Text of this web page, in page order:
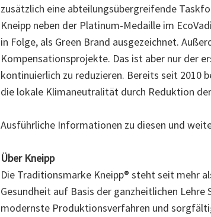
zusätzlich eine abteilungsübergreifende
Kneipp neben der Platinum-Medaille im
in Folge, als Green Brand ausgezeichnet.
Kompensationsprojekte. Das ist aber nur der
kontinuierlich zu reduzieren. Bereits seit 2010
die lokale Klimaneutralität durch Reduktion der
Ausführliche Informationen zu diesen und
Über Kneipp
Die Traditionsmarke Kneipp® steht seit mehr
Gesundheit auf Basis der ganzheitlichen
modernste Produktionsverfahren und